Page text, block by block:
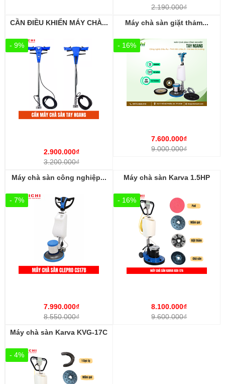
2.190.000₫
CẦN ĐIỀU KHIỂN MÁY CHÀ...
- 9%
2.900.000₫
3.200.000₫
Máy chà sàn giặt thảm...
- 16%
7.600.000₫
9.000.000₫
Máy chà sàn công nghiệp...
- 7%
7.990.000₫
8.550.000₫
Máy chà sàn Karva 1.5HP
- 16%
8.100.000₫
9.600.000₫
Máy chà sàn Karva KVG-17C
- 4%